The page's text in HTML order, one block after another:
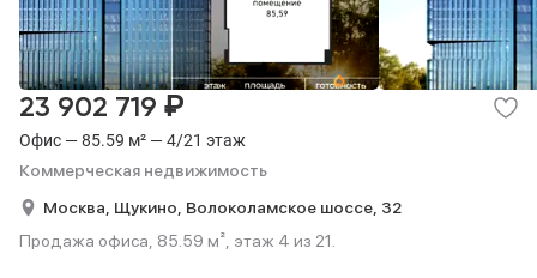
Офис — 85.59 м² — 4/21 этаж
Коммерческая недвижимость
23 902 719 ₽
Москва, Щукино, Волоколамское шоссе, 32
Продажа офиса, 85.59 м², этаж 4 из 21.